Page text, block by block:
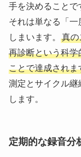
手を決めることで
それは単なる「
しまいます。 真
再診断という科
ことで達成されま
測定とサイクル継
します。
定期的な録音分